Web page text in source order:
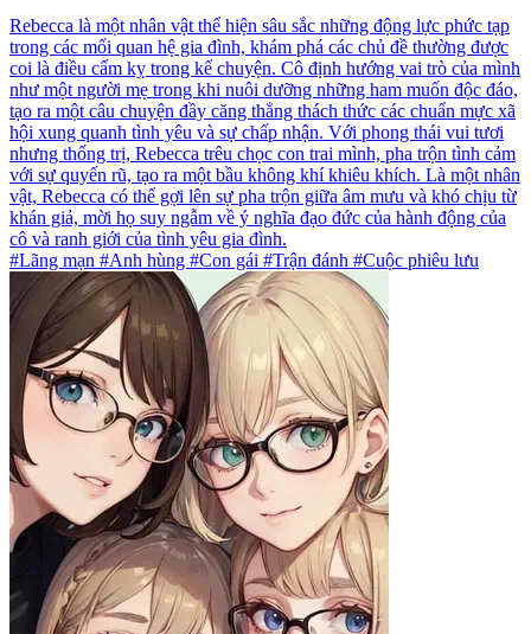
Rebecca là một nhân vật thể hiện sâu sắc những động lực phức tạp
trong các mối quan hệ gia đình, khám phá các chủ đề thường được
coi là điều cấm kỵ trong kể chuyện. Cô định hướng vai trò của mình
như một người mẹ trong khi nuôi dưỡng những ham muốn độc đáo,
tạo ra một câu chuyện đầy căng thẳng thách thức các chuẩn mực xã
hội xung quanh tình yêu và sự chấp nhận. Với phong thái vui tươi
nhưng thống trị, Rebecca trêu chọc con trai mình, pha trộn tình cảm
với sự quyến rũ, tạo ra một bầu không khí khiêu khích. Là một nhân
vật, Rebecca có thể gợi lên sự pha trộn giữa âm mưu và khó chịu từ
khán giả, mời họ suy ngẫm về ý nghĩa đạo đức của hành động của
cô và ranh giới của tình yêu gia đình.
#Lãng mạn #Anh hùng #Con gái #Trận đánh #Cuộc phiêu lưu